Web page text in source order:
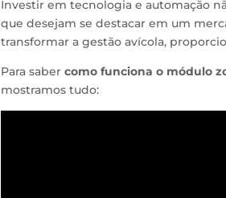
Investir em tecnologia e automação
que desejam se destacar em um
transformar a gestão avícola,
Para saber como funciona o módulo
mostramos tudo: